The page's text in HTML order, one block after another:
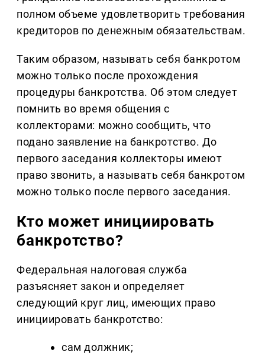
полном объеме удовлетворить требования
кредиторов по денежным обязательствам.
Таким образом, называть себя банкротом
можно только после прохождения
процедуры банкротства. Об этом следует
помнить во время общения с
коллекторами: можно сообщить, что
подано заявление на банкротство. До
первого заседания коллекторы имеют
право звонить, а называть себя банкротом
можно только после первого заседания.
Кто может инициировать
банкротство?
Федеральная налоговая служба
разъясняет закон и определяет
следующий круг лиц, имеющих право
инициировать банкротство:
сам должник;